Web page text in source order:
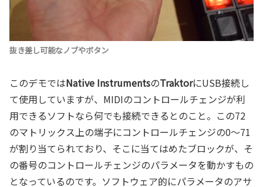
抜き差し可能なノブやボタン
このデモではNative InstrumentsのTraktorにUSB接続し
て使用していますが、MIDIのコントロールチェンジが利
用できるソフトなら何でも接続できるとのこと。この72
のマトリックス上の端子にコントロールチェンジの0～71
が割り当てられており、そこに当てはめたブロックが、そ
の番号のコントロールチェンジのパラメータを動かすもの
となっているのです。ソフトウェア的にパラメータのアサ